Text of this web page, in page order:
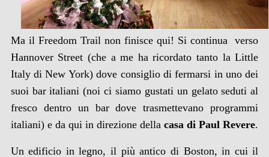
Ma il Freedom Trail non finisce qui! Si continua verso
Hannover Street (che a me ha ricordato tanto la Little
Italy di New York) dove consiglio di fermarsi in uno dei
suoi bar italiani (noi ci siamo gustati un gelato seduti al
fresco dentro un bar dove trasmettevano programmi
italiani) e da qui in direzione della casa di Paul Revere.
Un edificio in legno, il più antico di Boston, in cui il